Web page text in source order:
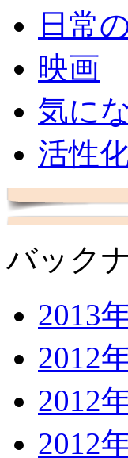
日常
映画
気に
活性
バック
2013
2012
2012
2012